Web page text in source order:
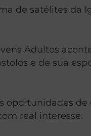
de satélites da
Adultos
e de sua
oportunidades
real interesse.